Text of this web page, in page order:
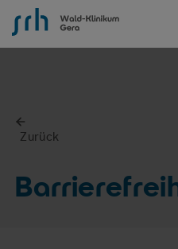
SRH Wald-Klinikum Gera
Zurück